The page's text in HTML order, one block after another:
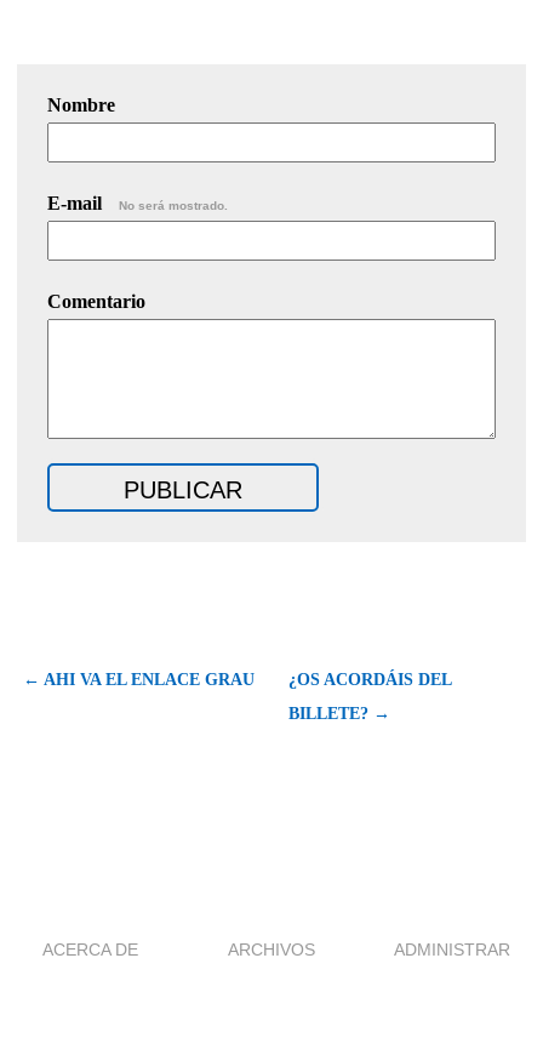
Nombre
E-mail No será mostrado.
Comentario
← AHI VA EL ENLACE GRAU
¿OS ACORDÁIS DEL
BILLETE? →
ACERCA DE ARCHIVOS ADMINISTRAR